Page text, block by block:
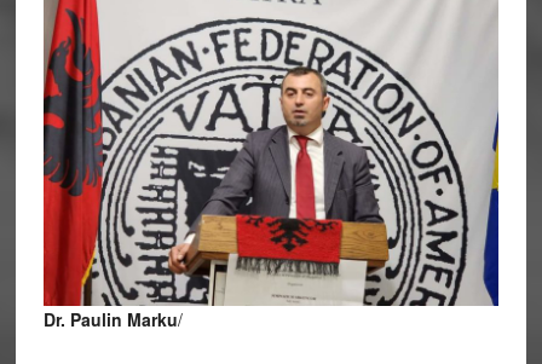
Dr. Paulin Marku/